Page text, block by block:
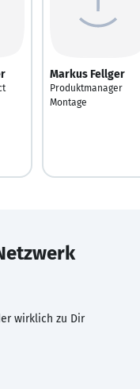
Markus Fellger
Produktmanager
Montage
wirklich zu Dir